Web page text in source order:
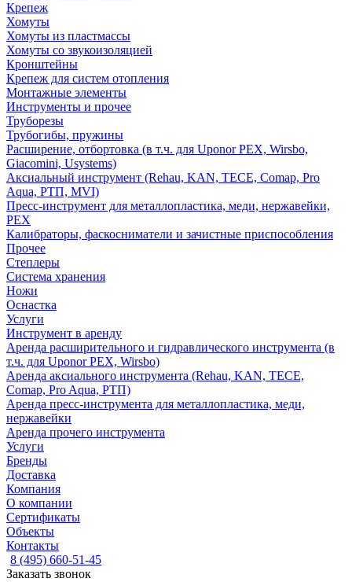
Крепеж
Хомуты
Хомуты из пластмассы
Хомуты со звукоизоляцией
Кронштейны
Крепеж для систем отопления
Монтажные элементы
Инструменты и прочее
Труборезы
Трубогибы, пружины
Расширение, отбортовка (в т.ч. для Uponor PEX, Wirsbo,
Giacomini, Usystems)
Аксиальный инструмент (Rehau, KAN, TECE, Comap, Pro
Aqua, РТП, MVI)
Пресс-инструмент для металлопластика, меди, нержавейки,
PEX
Калибраторы, фаскосниматели и зачистные приспособления
Прочее
Степлеры
Система хранения
Ножи
Оснастка
Услуги
Инструмент в аренду
Аренда расширительного и гидравлического инструмента (в
т.ч. для Uponor PEX, Wirsbo)
Аренда аксиального инструмента (Rehau, KAN, TECE,
Comap, Pro Aqua, РТП)
Аренда пресс-инструмента для металлопластика, меди,
нержавейки
Аренда прочего инструмента
Услуги
Бренды
Доставка
Компания
О компании
Сертификаты
Объекты
Контакты
8 (495) 660-51-45
Заказать звонок